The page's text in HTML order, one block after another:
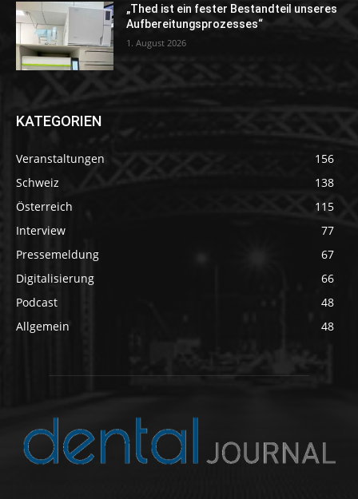
„Thed ist ein fester Bestandteil unseres
Aufbereitungsprozesses“
1. August 2026
KATEGORIEN
Veranstaltungen
156
Schweiz
138
Österreich
115
Interview
77
Pressemeldung
67
Digitalisierung
66
Podcast
48
Allgemein
48